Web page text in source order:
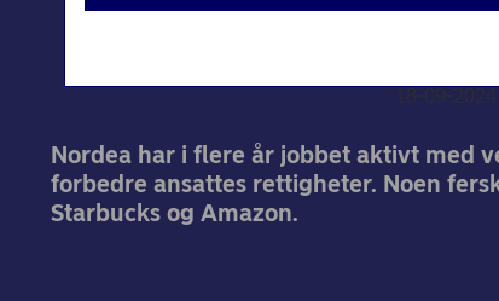
18-09-2024
Nordea har i flere år jobbet aktivt med
forbedre ansattes rettigheter. Noen
Starbucks og Amazon.